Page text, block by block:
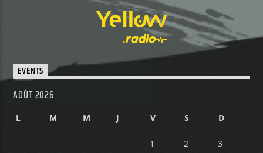
EVENTS
AOÛT 2026
L M M J V S D
1 2
3